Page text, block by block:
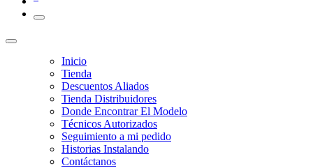
Inicio
Tienda
Descuentos Aliados
Tienda Distribuidores
Donde Encontrar El Modelo
Técnicos Autorizados
Seguimiento a mi pedido
Historias Instalando
Contáctanos